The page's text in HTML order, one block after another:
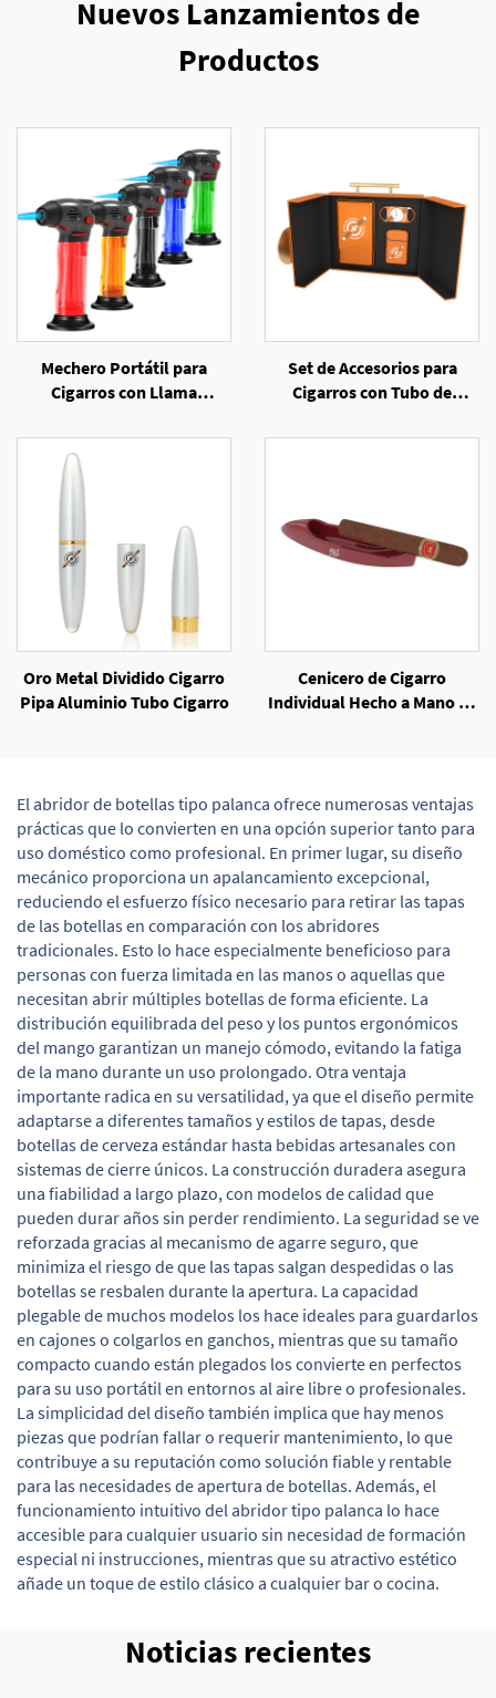
Nuevos Lanzamientos de
Productos
Mechero Portátil para
Cigarros con Llama
Viento
Set de Accesorios para
Cigarros con Tubo de
Cortador, Mechero
Oro Metal Dividido Cigarro
Pipa Aluminio Tubo Cigarro
Cenicero de Cigarro
Individual Hecho a Mano de
El abridor de botellas tipo palanca ofrece numerosas ventajas
prácticas que lo convierten en una opción superior tanto para
uso doméstico como profesional. En primer lugar, su diseño
mecánico proporciona un apalancamiento excepcional,
reduciendo el esfuerzo físico necesario para retirar las tapas
de las botellas en comparación con los abridores
tradicionales. Esto lo hace especialmente beneficioso para
personas con fuerza limitada en las manos o aquellas que
necesitan abrir múltiples botellas de forma eficiente. La
distribución equilibrada del peso y los puntos ergonómicos
del mango garantizan un manejo cómodo, evitando la fatiga
de la mano durante un uso prolongado. Otra ventaja
importante radica en su versatilidad, ya que el diseño permite
adaptarse a diferentes tamaños y estilos de tapas, desde
botellas de cerveza estándar hasta bebidas artesanales con
sistemas de cierre únicos. La construcción duradera asegura
una fiabilidad a largo plazo, con modelos de calidad que
pueden durar años sin perder rendimiento. La seguridad se ve
reforzada gracias al mecanismo de agarre seguro, que
minimiza el riesgo de que las tapas salgan despedidas o las
botellas se resbalen durante la apertura. La capacidad
plegable de muchos modelos los hace ideales para guardarlos
en cajones o colgarlos en ganchos, mientras que su tamaño
compacto cuando están plegados los convierte en perfectos
para su uso portátil en entornos al aire libre o profesionales.
La simplicidad del diseño también implica que hay menos
piezas que podrían fallar o requerir mantenimiento, lo que
contribuye a su reputación como solución fiable y rentable
para las necesidades de apertura de botellas. Además, el
funcionamiento intuitivo del abridor tipo palanca lo hace
accesible para cualquier usuario sin necesidad de formación
especial ni instrucciones, mientras que su atractivo estético
añade un toque de estilo clásico a cualquier bar o cocina.
Noticias recientes